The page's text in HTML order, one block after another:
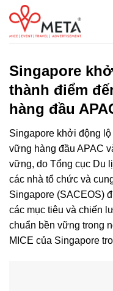
Chuyển
đến
nội
Singapore
thành điểm
hàng đầu
Singapore khởi động
vững hàng đầu APAC
vững, do Tổng cục Du
các nhà tổ chức và
Singapore (SACEOS)
các mục tiêu và chiến
chuẩn bền vững trong
MICE của Singapore